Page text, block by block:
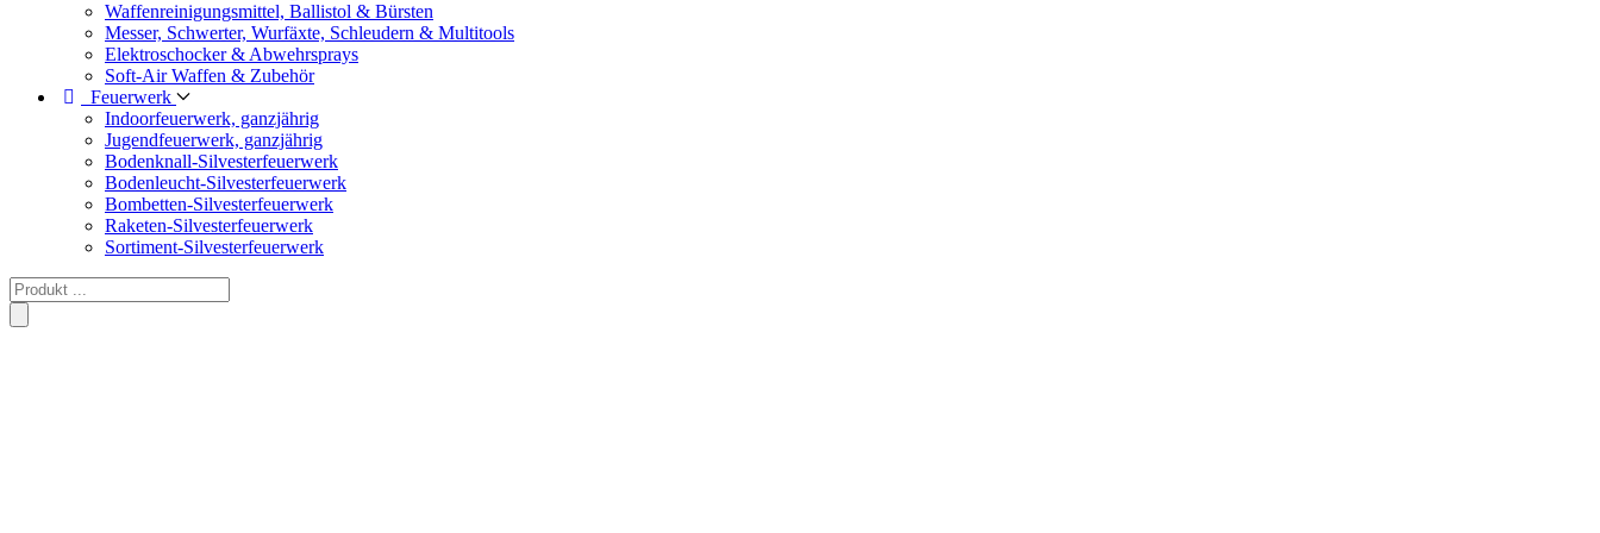
Waffenreinigungsmittel, Ballistol & Bürsten
Messer, Schwerter, Wurfäxte, Schleudern & Multitools
Elektroschocker & Abwehrsprays
Soft-Air Waffen & Zubehör
Feuerwerk
Indoorfeuerwerk, ganzjährig
Jugendfeuerwerk, ganzjährig
Bodenknall-Silvesterfeuerwerk
Bodenleucht-Silvesterfeuerwerk
Bombetten-Silvesterfeuerwerk
Raketen-Silvesterfeuerwerk
Sortiment-Silvesterfeuerwerk
Products
search